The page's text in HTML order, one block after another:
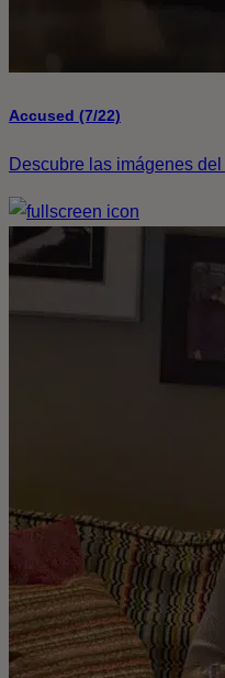
Accused (7/22)
Descubre las imágenes